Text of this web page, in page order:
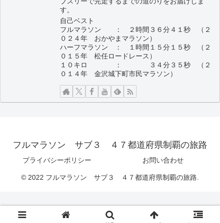
す。
自己ベスト
フルマラソン ： ２時間３６分４１秒 （２
０２４年 おかやまマラソン）
ハーフマラソン ： １時間１５分１５秒 （２
０１５年 松任ロードレース）
１０キロ ： ３４分３５秒 （２
０１４年 金沢城下町市民マラソン）
フルマラソン サブ３ ４７都道府県制覇の旅路
プライバシーポリシー お問い合わせ
© 2022 フルマラソン サブ３ ４７都道府県制覇の旅路.